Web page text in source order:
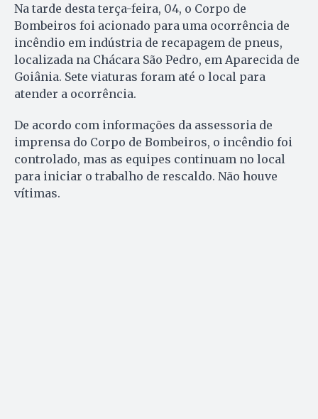
Na tarde desta terça-feira, 04, o Corpo de
Bombeiros foi acionado para uma ocorrência de
incêndio em indústria de recapagem de pneus,
localizada na Chácara São Pedro, em Aparecida de
Goiânia. Sete viaturas foram até o local para
atender a ocorrência.
De acordo com informações da assessoria de
imprensa do Corpo de Bombeiros, o incêndio foi
controlado, mas as equipes continuam no local
para iniciar o trabalho de rescaldo. Não houve
vítimas.